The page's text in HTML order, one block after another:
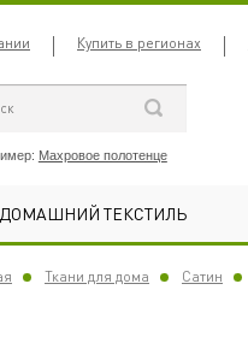
Купить в регионах
Махровое полотенце
ДОМАШНИЙ ТЕКСТИЛЬ
Ткани для дома Сатин